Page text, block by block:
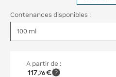
Contenances disponibles :
A partir de :
117,76€